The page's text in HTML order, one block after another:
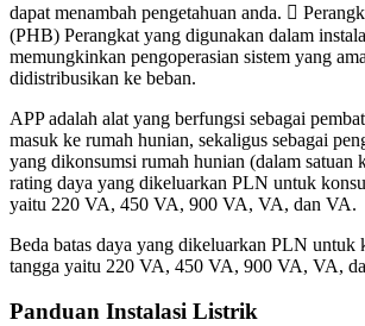
dapat menambah pengetahuan anda. 
(PHB) Perangkat yang digunakan dalam
memungkinkan pengoperasian sistem yang
didistribusikan ke beban.
APP adalah alat yang berfungsi sebagai
masuk ke rumah hunian, sekaligus sebagai
yang dikonsumsi rumah hunian (dalam satuan
rating daya yang dikeluarkan PLN untuk
yaitu 220 VA, 450 VA, 900 VA, VA, dan VA.
Beda batas daya yang dikeluarkan PLN untuk
tangga yaitu 220 VA, 450 VA, 900 VA, VA,
Panduan Instalasi Listrik